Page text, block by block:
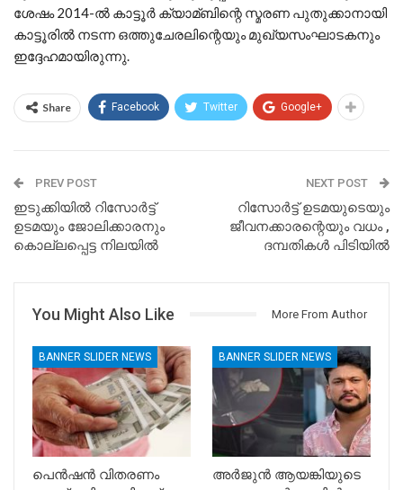
ശേഷം 2014-ല്‍ കാട്ടൂര്‍ ക്യാമ്ബിന്റെ സ്മരണ പുതുക്കാനായി
കാട്ടൂരില്‍ നടന്ന ഒത്തുചേരലിന്റെയും മുഖ്യസംഘാടകനും
ഇദ്ദേഹമായിരുന്നു.
Share Facebook Twitter Google+
PREV POST
ഇടുക്കിയിൽ റിസോർട്ട്
ഉടമയും ജോലിക്കാരനും
കൊല്ലപ്പെട്ട നിലയില്‍
NEXT POST
റിസോർട്ട് ഉടമയുടെയും
ജീവനക്കാരന്റെയും വധം ,
ദമ്പതികൾ പിടിയിൽ
You Might Also Like More From Author
BANNER SLIDER NEWS
പെൻഷൻ വിതരണം
BANNER SLIDER NEWS
അർജുൻ ആയങ്കിയുടെ